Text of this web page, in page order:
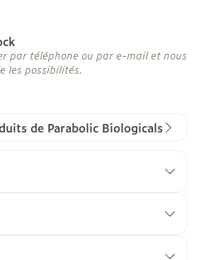
par téléphone ou par e-mail et nous
les possibilités.
de Parabolic Biologicals